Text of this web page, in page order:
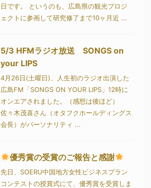
日です。 というのも、広島県の観光プロジ
ェクトに参画して研究修了まで10ヶ月近 ...
5/3 HFMラジオ放送 SONGS on
your LIPS
4月26日(土曜日)、人生初のラジオ出演した
広島FM「SONGS ON YOUR LIPS」12時に
オンエアされました。（感想は後ほど）
佐々木茂喜さん（オタフクホールディングス
会長）がパーソナリティ ...
優秀賞の受賞のご報告と感謝
先日、SOERU中国地方女性ビジネスプラン
コンテストの授賞式にて、優秀賞を受賞しま